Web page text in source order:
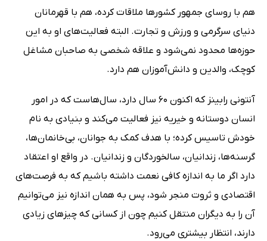
هم با روسای جمهور کشورها ملاقات کرده، هم با قهرمانان
دنیای سرگرمی و ورزش و تجارت. البته فعالیت‌های او به این
حوزه‌ها محدود نمی‌شود و علاقه شخصی به صاحبان مشاغل
کوچک، والدین و دانش‌آموزان هم دارد.
آنتونی رابینز که اکنون 60 سال دارد، سال‌هاست که در امور
انسان دوستانه و خیریه نیز فعالیت می‌کند و بنیادی به نام
خودش تاسیس کرده؛ با هدف کمک به جوانان، بی‌خانمان‌ها،
گرسنه‌ها، زندانیان، سالخوردگان و زندانیان. در واقع او اعتقاد
دارد اگر ما به اندازه کافی نعمت داشته باشیم که به فرصت‌های
اقتصادی و ثروت منجر شود، پس به همان اندازه نیز می‌توانیم
آن را به دیگران منتقل کنیم چون از کسانی که چیزهای زیادی
دارند، انتظار بیشتری می‌رود.